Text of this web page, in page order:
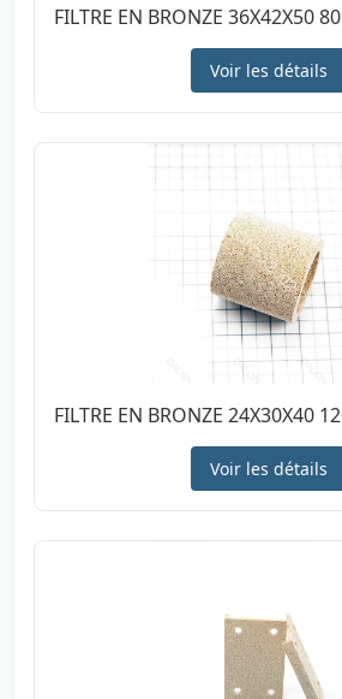
FILTRE EN BRONZE 36X42X50
Voir les détails
FILTRE EN BRONZE 24X30X40
Voir les détails